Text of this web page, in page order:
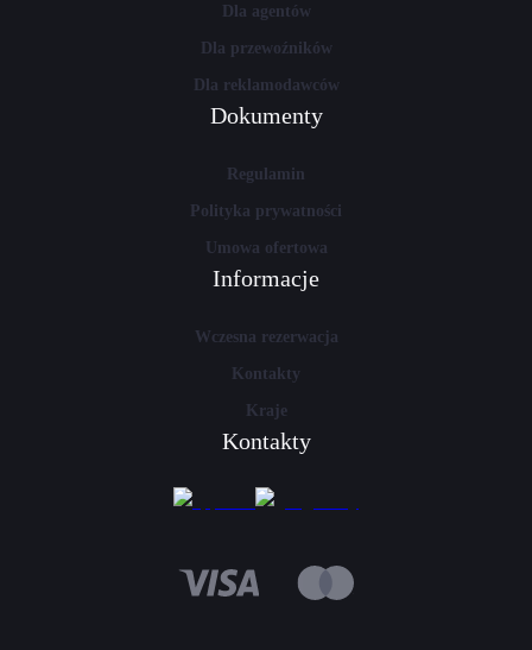
Dla agentów
Dla przewoźników
Dla reklamodawców
Dokumenty
Regulamin
Polityka prywatności
Umowa ofertowa
Informacje
Wczesna rezerwacja
Kontakty
Kraje
Kontakty